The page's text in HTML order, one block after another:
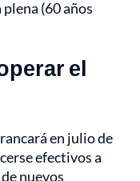
(60 años
el
en julio de
efectivos a
nuevos